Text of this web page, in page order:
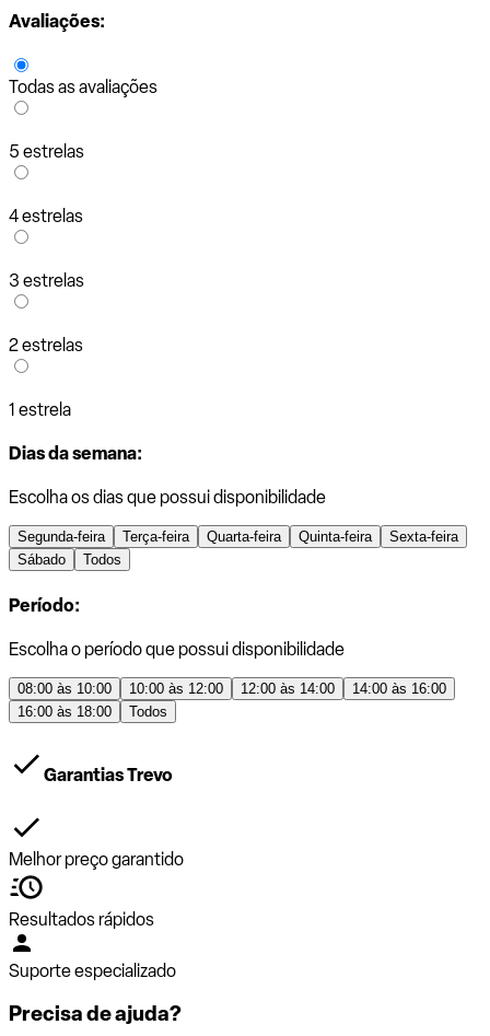
Avaliações:
Todas as avaliações
5 estrelas
4 estrelas
3 estrelas
2 estrelas
1 estrela
Dias da semana:
Escolha os dias que possui disponibilidade
Segunda-feira Terça-feira Quarta-feira Quinta-feira
Sexta-feira
Sábado
Todos
Período:
Escolha o período que possui disponibilidade
08:00 às 10:00 10:00 às 12:00 12:00 às 14:00
14:00 às 16:00
16:00 às 18:00
Todos
Garantias Trevo
Melhor preço garantido
Resultados rápidos
Suporte especializado
Precisa de ajuda?